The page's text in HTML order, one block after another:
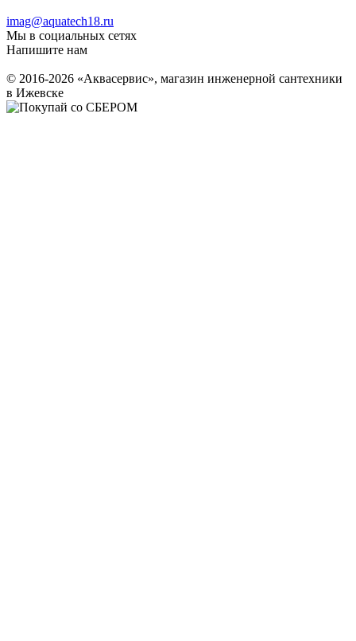
imag@aquatech18.ru
Мы в социальных сетях
Напишите нам
© 2016-2026 «Аквасервис», магазин инженерной сантехники
в Ижевске